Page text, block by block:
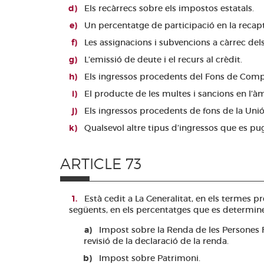
Els recàrrecs sobre els impostos estatals.
Un percentatge de participació en la
Les assignacions i subvencions a càrrec
L’emissió de deute i el recurs al crèdit.
Els ingressos procedents del Fons de
El producte de les multes i sancions en
Els ingressos procedents de fons de la
Qualsevol altre tipus d’ingressos que es
ARTICLE 73
Està cedit a La Generalitat, en els termes
següents, en els percentatges que es
Impost sobre la Renda de les
revisió de la declaració de la renda.
Impost sobre Patrimoni.